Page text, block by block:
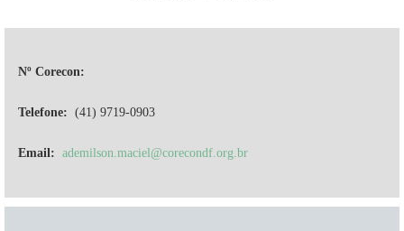
Nº Corecon:
Telefone: (41) 9719-0903
Email: ademilson.maciel@corecondf.org.br